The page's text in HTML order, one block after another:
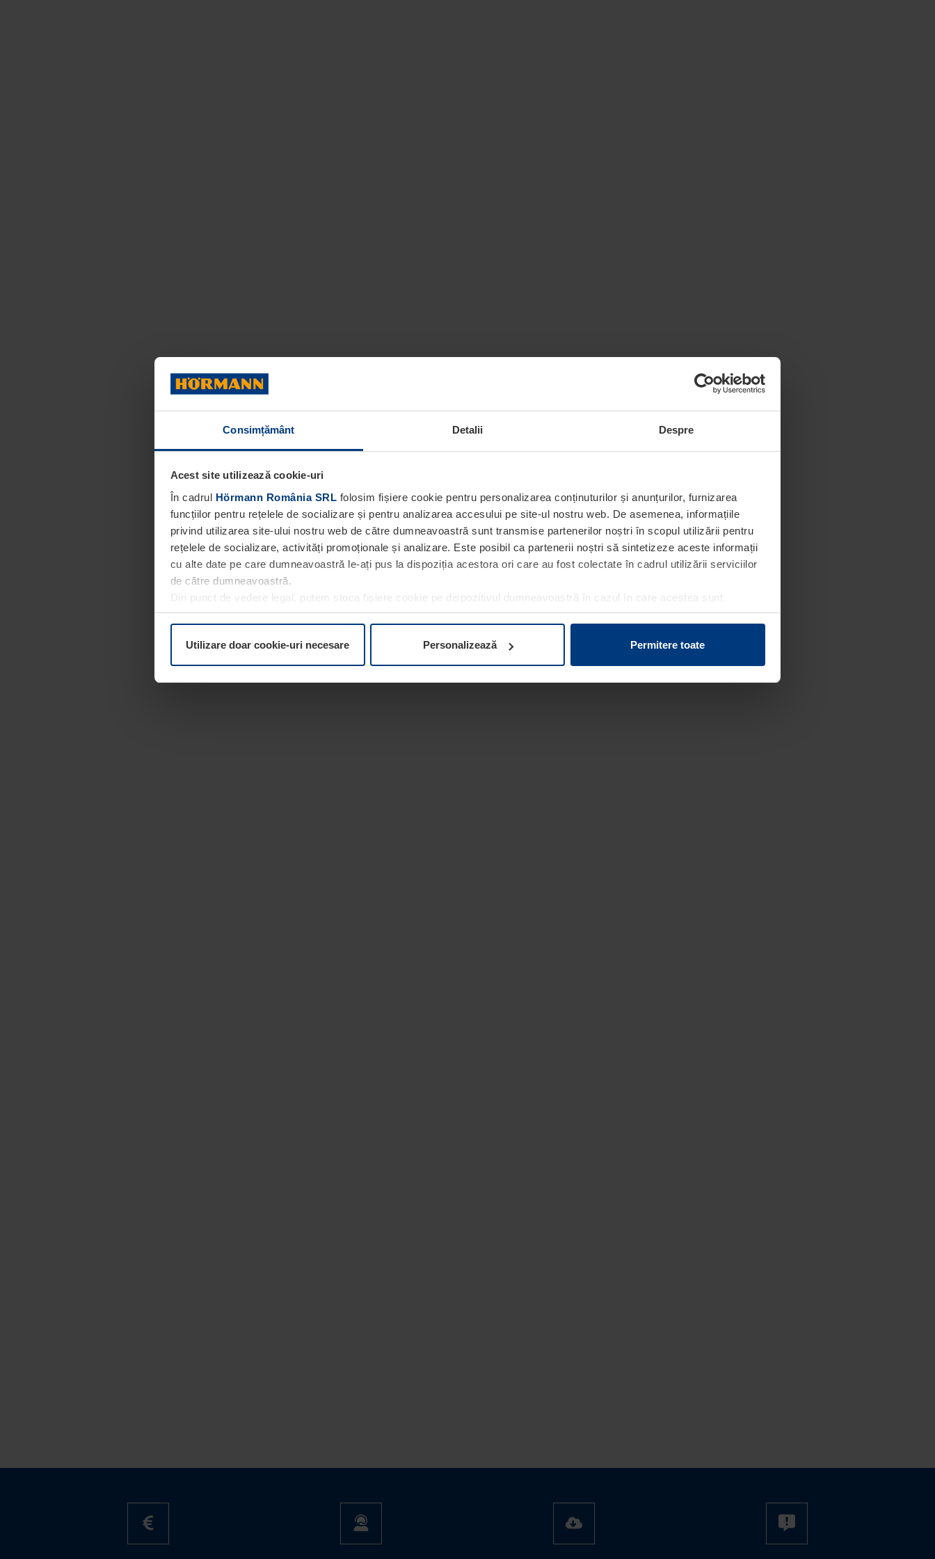
Consimțământ Detalii Despre
Acest site utilizează cookie-uri
În cadrul Hörmann România SRL folosim fișiere cookie pentru personalizarea conținuturilor și anunțurilor, furnizarea
funcțiilor pentru rețelele de socializare și pentru analizarea accesului pe site-ul nostru web. De asemenea, informațiile
privind utilizarea site-ului nostru web de către dumneavoastră sunt transmise partenerilor noștri în scopul utilizării pentru
rețelele de socializare, activități promoționale și analizare. Este posibil ca partenerii noștri să sintetizeze aceste informații
cu alte date pe care dumneavoastră le-ați pus la dispoziția acestora ori care au fost colectate în cadrul utilizării serviciilor
de către dumneavoastră.
Din punct de vedere legal, putem stoca fișiere cookie pe dispozitivul dumneavoastră în cazul în care acestea sunt
obligatorii pentru funcționarea acestei pagini. Pentru alte tipuri de fișiere cookie avem nevoie de permisiunea
paginaDeclarație cu privire la protecția datelor de pe site-ul nostru web.
Utilizare doar cookie-uri necesare Personalizează Permitere toate